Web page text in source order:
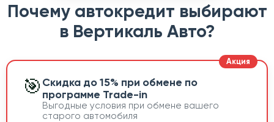
Почему автокредит выбирают
в Вертикаль Авто?
🎯 Скидка до 15% при обмене по
программе Trade-in
Выгодные условия при обмене вашего
старого автомобиля